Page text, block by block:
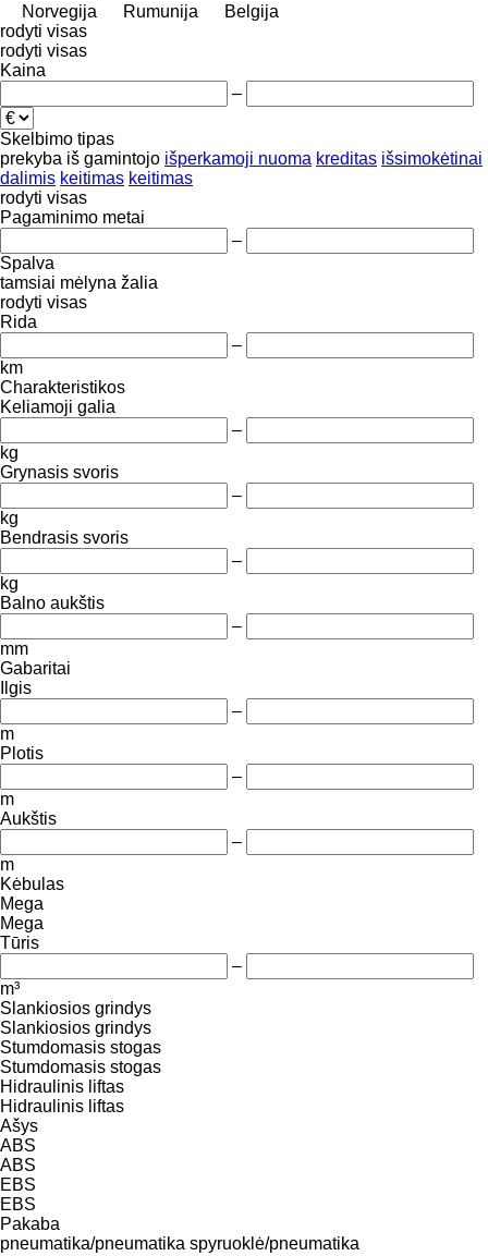
Norvegija
Rumunija
Belgija
rodyti visas
rodyti visas
Kaina
–
Skelbimo tipas
prekyba iš gamintojo išperkamoji nuoma kreditas išsimokėtinai
dalimis keitimas keitimas
rodyti visas
Pagaminimo metai
–
Spalva
tamsiai mėlyna žalia
rodyti visas
Rida
–
km
Charakteristikos
Keliamoji galia
–
kg
Grynasis svoris
–
kg
Bendrasis svoris
–
kg
Balno aukštis
–
mm
Gabaritai
Ilgis
–
m
Plotis
–
m
Aukštis
–
m
Kėbulas
Mega
Mega
Tūris
–
m³
Slankiosios grindys
Slankiosios grindys
Stumdomasis stogas
Stumdomasis stogas
Hidraulinis liftas
Hidraulinis liftas
Ašys
ABS
ABS
EBS
EBS
Pakaba
pneumatika/pneumatika spyruoklė/pneumatika